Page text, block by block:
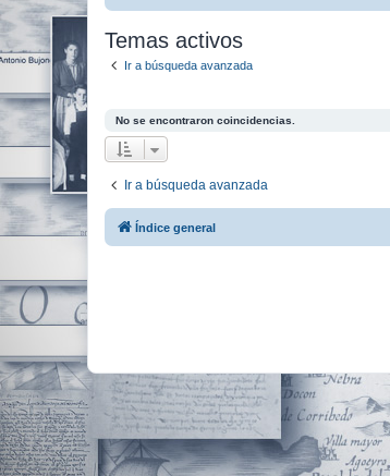
Temas activos
Ir a búsqueda avanzada
No se encontraron coincidencias.
Ir a búsqueda avanzada
Índice general